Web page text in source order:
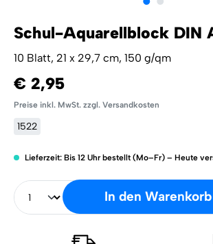
Schul-Aquarellblock DIN
10 Blatt, 21 x 29,7 cm, 150 g/qm
€ 2,95
Preise inkl. MwSt. zzgl. Versandkosten
1522
Lieferzeit: Bis 12 Uhr bestellt (Mo–Fr) – Heute
In den Warenkorb